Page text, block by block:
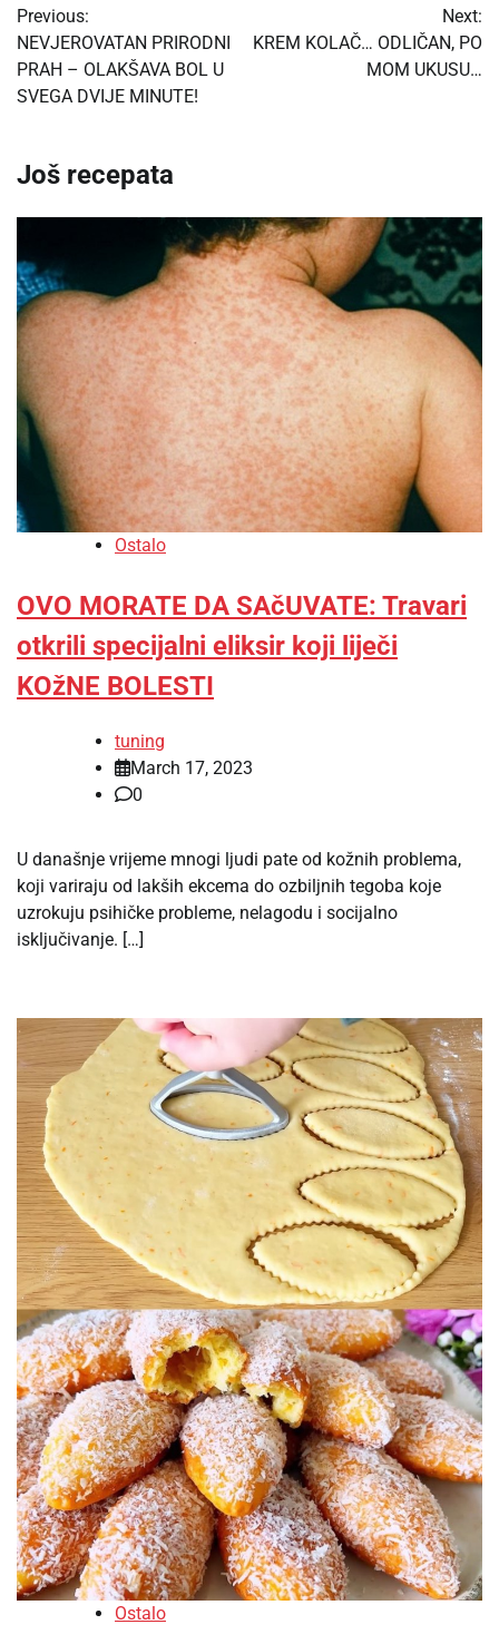
navigation
Previous:
NEVJEROVATAN PRIRODNI
PRAH – OLAKŠAVA BOL U
SVEGA DVIJE MINUTE!
Next:
KREM KOLAČ… ODLIČAN, PO
MOM UKUSU…
Još recepata
Ostalo
OVO MORATE DA SAčUVATE: Travari
otkrili specijalni eliksir koji liječi
KOžNE BOLESTI
tuning
March 17, 2023
0
U današnje vrijeme mnogi ljudi pate od kožnih problema,
koji variraju od lakših ekcema do ozbiljnih tegoba koje
uzrokuju psihičke probleme, nelagodu i socijalno
isključivanje. […]
Ostalo